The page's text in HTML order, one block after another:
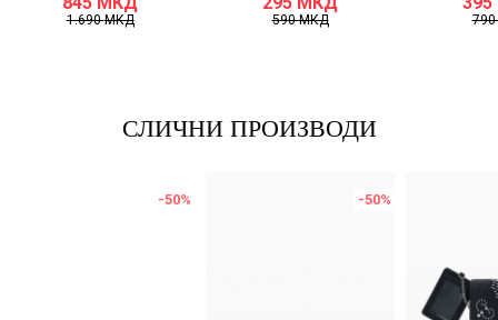
1.690МКД 590МКД 790
СЛИЧНИ ПРОИЗВОДИ
-50% -50%